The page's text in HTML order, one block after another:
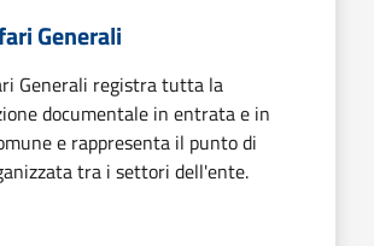
Generali
Generali registra tutta la
documentale in entrata e in
e rappresenta il punto di
tra i settori dell'ente.